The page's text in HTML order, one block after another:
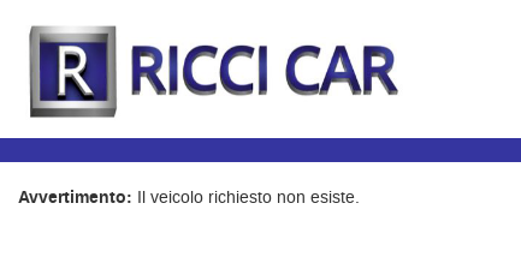
Avvertimento: Il veicolo richiesto non esiste.